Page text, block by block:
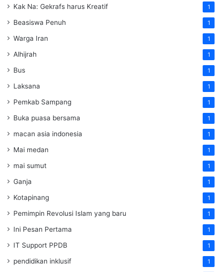
Kak Na: Gekrafs harus Kreatif 1
Beasiswa Penuh 1
Warga Iran 1
Alhijrah 1
Bus 1
Laksana 1
Pemkab Sampang 1
Buka puasa bersama 1
macan asia indonesia 1
Mai medan 1
mai sumut 1
Ganja 1
Kotapinang 1
Pemimpin Revolusi Islam yang baru 1
Ini Pesan Pertama 1
IT Support PPDB 1
pendidikan inklusif 1